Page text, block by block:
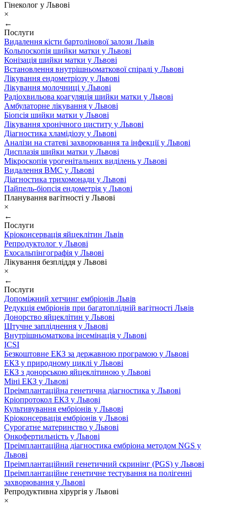
Гінеколог у Львові
×
←
Послуги
Видалення кісти бартолінової залози Львів
Кольпоскопія шийки матки у Львові
Конізація шийки матки у Львові
Встановлення внутрішньоматкової спіралі у Львові
Лікування ендометріозу у Львові
Лікування молочниці у Львові
Радіохвильова коагуляція шийки матки у Львові
Амбулаторне лікування у Львові
Біопсія шийки матки у Львові
Лікування хронічного циститу у Львові
Діагностика хламідіозу у Львові
Аналізи на статеві захворювання та інфекції у Львові
Дисплазія шийки матки у Львові
Мікроскопія урогенітальних виділень у Львові
Видалення ВМС у Львові
Діагностика трихомонади у Львові
Пайпель-біопсія ендометрія у Львові
Планування вагітності у Львові
×
←
Послуги
Кріоконсервація яйцеклітин Львів
Репродуктолог у Львові
Ехосальпінгографія у Львові
Лікування безпліддя у Львові
×
←
Послуги
Допоміжний хетчинг ембріонів Львів
Редукція ембріонів при багатоплідній вагітності Львів
Донорство яйцеклітин у Львові
Штучне запліднення у Львові
Внутрішньоматкова інсемінація у Львові
ICSI
Безкоштовне ЕКЗ за державною програмою у Львові
ЕКЗ у природному циклі у Львові
ЕКЗ з донорською яйцеклітиною у Львові
Міні ЕКЗ у Львові
Преімплантаційна генетична діагностика у Львові
Кріопротокол ЕКЗ у Львові
Культивування ембріонів у Львові
Кріоконсервація ембріонів у Львові
Сурогатне материнство у Львові
Онкофертильність у Львові
Преімплантаційна діагностика ембріона методом NGS у
Львові
Преімплантаційний генетичний скринінг (PGS) у Львові
Преімплантаційне генетичне тестування на полігенні
захворювання у Львові
Репродуктивна хірургія у Львові
×